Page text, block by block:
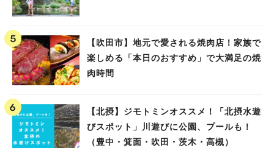
【吹田市】地元で愛される焼肉店！家族で
楽しめる「本日のおすすめ」で大満足の焼
肉時間
【北摂】ジモトミンオススメ！「北摂水遊
びスポット」川遊びに公園、プールも！
（豊中・箕面・吹田・茨木・高槻）